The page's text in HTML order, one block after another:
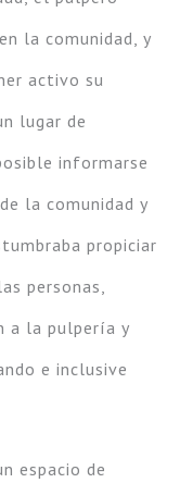
la comunidad, y
activo su
lugar de
informarse
la comunidad y
propiciar
personas,
a la pulpería y
e inclusive
espacio de